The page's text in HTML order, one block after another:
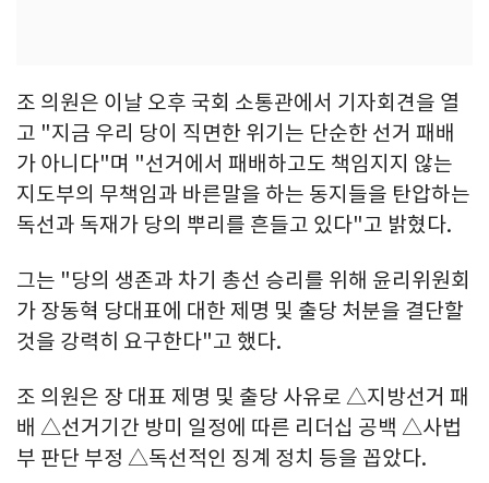
조 의원은 이날 오후 국회 소통관에서 기자회견을 열
고 "지금 우리 당이 직면한 위기는 단순한 선거 패배
가 아니다"며 "선거에서 패배하고도 책임지지 않는
지도부의 무책임과 바른말을 하는 동지들을 탄압하는
독선과 독재가 당의 뿌리를 흔들고 있다"고 밝혔다.
그는 "당의 생존과 차기 총선 승리를 위해 윤리위원회
가 장동혁 당대표에 대한 제명 및 출당 처분을 결단할
것을 강력히 요구한다"고 했다.
조 의원은 장 대표 제명 및 출당 사유로 △지방선거 패
배 △선거기간 방미 일정에 따른 리더십 공백 △사법
부 판단 부정 △독선적인 징계 정치 등을 꼽았다.